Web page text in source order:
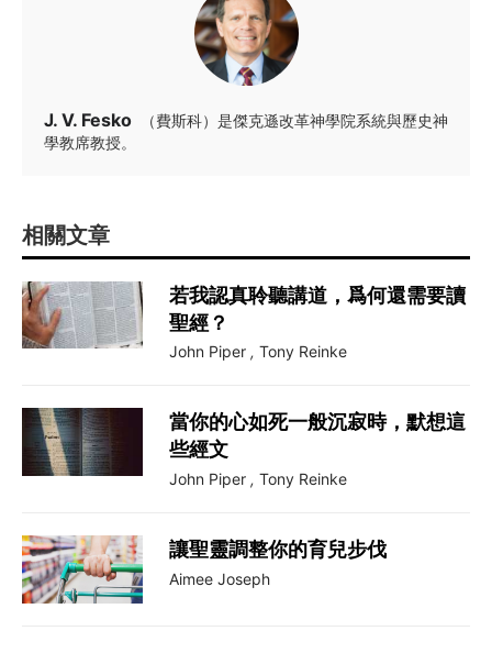
J. V. Fesko
（費斯科）是傑克遜改革神學院系統與歷史神
學教席教授。
相關文章
若我認真聆聽講道，爲何還需要讀
聖經？
John Piper , Tony Reinke
當你的心如死一般沉寂時，默想這
些經文
John Piper , Tony Reinke
讓聖靈調整你的育兒步伐
Aimee Joseph